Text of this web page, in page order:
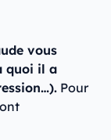
vous
quoi il a
Pour